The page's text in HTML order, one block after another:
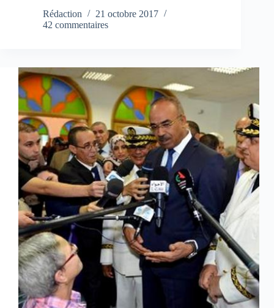
Rédaction
21 octobre 2017
42 commentaires